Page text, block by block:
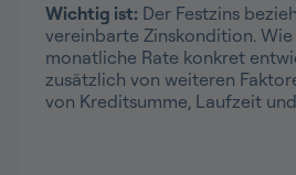
Wichtig ist: Der Festzins
vereinbarte Zinskondition. Wie
monatliche Rate konkret
zusätzlich von weiteren
von Kreditsumme, Laufzeit